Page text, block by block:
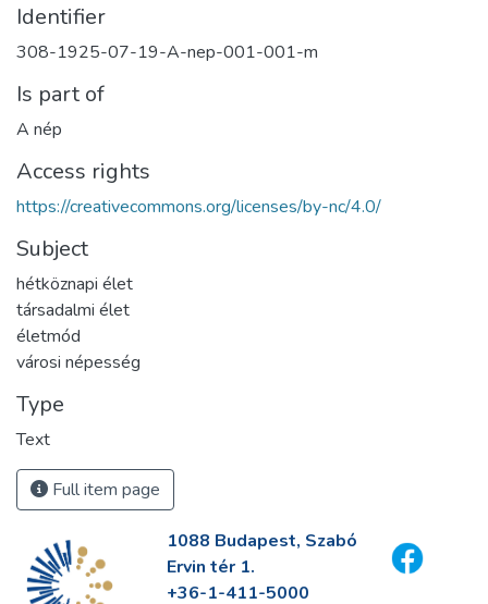
Identifier
308-1925-07-19-A-nep-001-001-m
Is part of
A nép
Access rights
https://creativecommons.org/licenses/by-nc/4.0/
Subject
hétköznapi élet
társadalmi élet
életmód
városi népesség
Type
Text
Full item page
1088 Budapest, Szabó
Ervin tér 1.
+36-1-411-5000